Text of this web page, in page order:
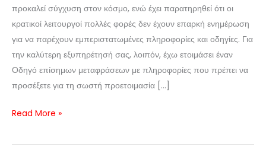
προκαλεί σύγχυση στον κόσμο, ενώ έχει παρατηρηθεί ότι οι
κρατικοί λειτουργοί πολλές φορές δεν έχουν επαρκή ενημέρωση
για να παρέχουν εμπεριστατωμένες πληροφορίες και οδηγίες. Για
την καλύτερη εξυπηρέτησή σας, λοιπόν, έχω ετοιμάσει έναν
Οδηγό επίσημων μεταφράσεων με πληροφορίες που πρέπει να
προσέξετε για τη σωστή προετοιμασία […]
Read More »